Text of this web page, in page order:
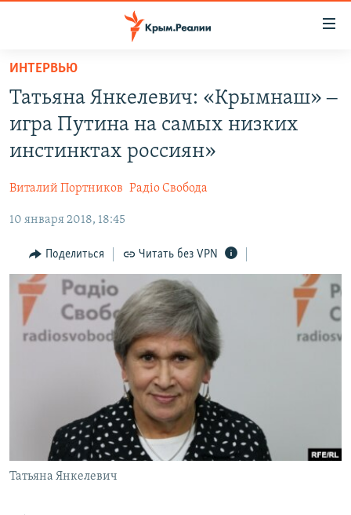
Вернуться
основному
содержанию
Вернутся
главной
Вернутся
поиску
11 ЛЕТ ОККУПАЦИИ КРЫМА. 11 ИСТОРИЙ СОПРОТИВЛЕНИЯ
ВОДА
ЕЩЕ
ИНТЕРАКТИВ
ИНФОГРАФИКА
ТЕЛЕПРОЕКТ КРЫМ.РЕАЛИИ
СОВЕТЫ ПРАВОЗАЩИТНИКОВ
ПРОПАВШИЕ БЕЗ ВЕСТИ
ПОБЕДИТЕЛЕЙ НЕ СУДЯТ?
КРЫМ.НЕПОКОРЕННЫЙ
УКРАИНСКАЯ ПРОБЛЕМА КРЫМА
РАДІО СВОБОДА
КАК ОБОЙТИ БЛОКИРОВКУ
Українською
Qırımtatar
Все сайты RFE/RL
ИНТЕРВЬЮ
Татьяна Янкелевич: «Крымнаш» ‒
игра Путина на самых низких
инстинктах россиян»
Виталий Портников Радіо Свобода
10 января 2018, 18:45
Поделиться Читать без VPN
Татьяна Янкелевич